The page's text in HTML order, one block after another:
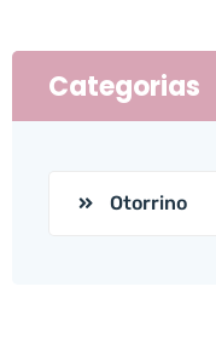
Categorias
Otorrino